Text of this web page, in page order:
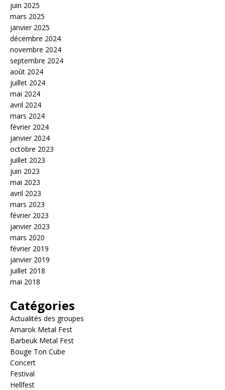
juin 2025
mars 2025
janvier 2025
décembre 2024
novembre 2024
septembre 2024
août 2024
juillet 2024
mai 2024
avril 2024
mars 2024
février 2024
janvier 2024
octobre 2023
juillet 2023
juin 2023
mai 2023
avril 2023
mars 2023
février 2023
janvier 2023
mars 2020
février 2019
janvier 2019
juillet 2018
mai 2018
Catégories
Actualités des groupes
Amarok Metal Fest
Barbeuk Metal Fest
Bouge Ton Cube
Concert
Festival
Hellfest